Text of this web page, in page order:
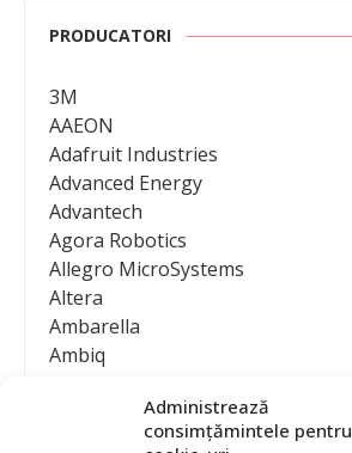
Administrează
consimțămintele pentru
PRODUCATORI
3M
AAEON
Adafruit Industries
Advanced Energy
Advantech
Agora Robotics
Allegro MicroSystems
Altera
Ambarella
Ambiq
Analog Devices